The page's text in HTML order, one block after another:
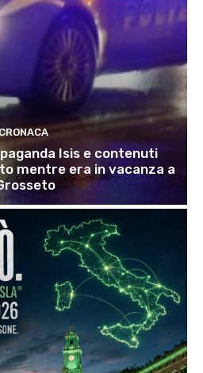
Isis e contenuti
mentre era in vacanza a